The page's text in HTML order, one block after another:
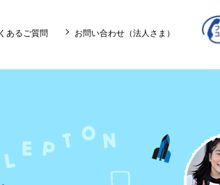
あるご質問 お問い合わせ（法人さま）